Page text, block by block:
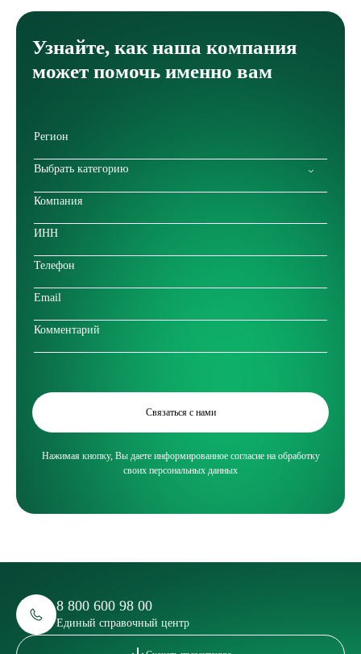
Узнайте, как наша компания
может помочь именно вам
Выбрать категорию
Связаться с нами
Нажимая кнопку, Вы даете информированное согласие на обработку
своих персональных данных
8 800 600 98 00
Единый справочный центр